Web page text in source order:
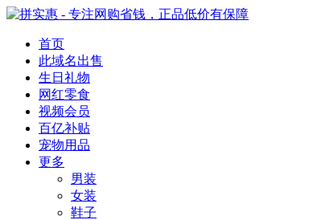
首页
此域名出售
生日礼物
网红零食
视频会员
百亿补贴
宠物用品
更多
男装
女装
鞋子